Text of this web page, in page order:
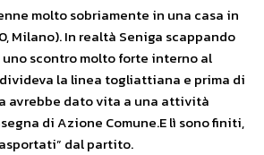
molto sobriamente in una casa in
Milano). In realtà Seniga scappando
scontro molto forte interno al
la linea togliattiana e prima di
avrebbe dato vita a una attività
di Azione Comune.E lì sono finiti,
dal partito.